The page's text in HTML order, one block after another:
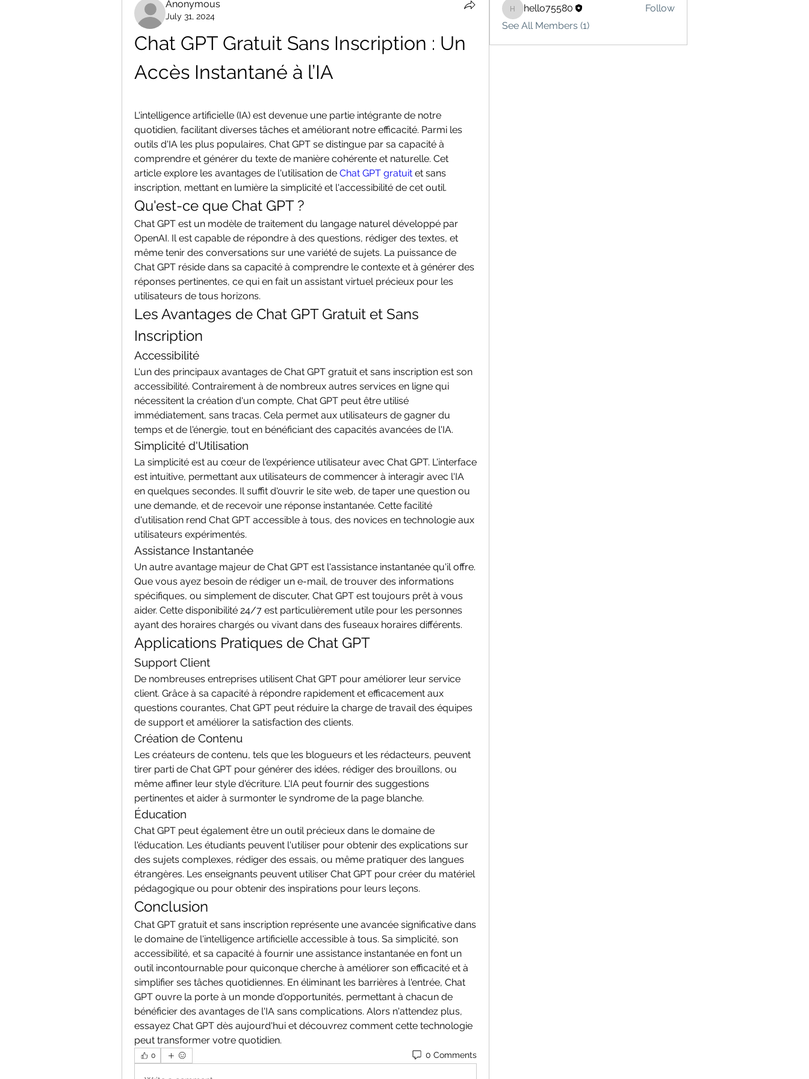
Anonymous
July 31, 2024
Chat GPT Gratuit Sans Inscription : Un
Accès Instantané à l’IA
L'intelligence artificielle (IA) est devenue une partie intégrante de notre
quotidien, facilitant diverses tâches et améliorant notre efficacité. Parmi les
outils d'IA les plus populaires, Chat GPT se distingue par sa capacité à
comprendre et générer du texte de manière cohérente et naturelle. Cet
article explore les avantages de l'utilisation de Chat GPT gratuit et sans
inscription, mettant en lumière la simplicité et l'accessibilité de cet outil.
Qu'est-ce que Chat GPT ?
Chat GPT est un modèle de traitement du langage naturel développé par
OpenAI. Il est capable de répondre à des questions, rédiger des textes, et
même tenir des conversations sur une variété de sujets. La puissance de
Chat GPT réside dans sa capacité à comprendre le contexte et à générer des
réponses pertinentes, ce qui en fait un assistant virtuel précieux pour les
utilisateurs de tous horizons.
Les Avantages de Chat GPT Gratuit et Sans
Inscription
Accessibilité
L'un des principaux avantages de Chat GPT gratuit et sans inscription est son
accessibilité. Contrairement à de nombreux autres services en ligne qui
nécessitent la création d'un compte, Chat GPT peut être utilisé
immédiatement, sans tracas. Cela permet aux utilisateurs de gagner du
temps et de l'énergie, tout en bénéficiant des capacités avancées de l'IA.
Simplicité d'Utilisation
La simplicité est au cœur de l'expérience utilisateur avec Chat GPT. L'interface
est intuitive, permettant aux utilisateurs de commencer à interagir avec l'IA
en quelques secondes. Il suffit d'ouvrir le site web, de taper une question ou
une demande, et de recevoir une réponse instantanée. Cette facilité
d'utilisation rend Chat GPT accessible à tous, des novices en technologie aux
utilisateurs expérimentés.
Assistance Instantanée
Un autre avantage majeur de Chat GPT est l'assistance instantanée qu'il offre.
Que vous ayez besoin de rédiger un e-mail, de trouver des informations
spécifiques, ou simplement de discuter, Chat GPT est toujours prêt à vous
aider. Cette disponibilité 24/7 est particulièrement utile pour les personnes
ayant des horaires chargés ou vivant dans des fuseaux horaires différents.
Applications Pratiques de Chat GPT
Support Client
De nombreuses entreprises utilisent Chat GPT pour améliorer leur service
client. Grâce à sa capacité à répondre rapidement et efficacement aux
questions courantes, Chat GPT peut réduire la charge de travail des équipes
de support et améliorer la satisfaction des clients.
Création de Contenu
Les créateurs de contenu, tels que les blogueurs et les rédacteurs, peuvent
tirer parti de Chat GPT pour générer des idées, rédiger des brouillons, ou
même affiner leur style d'écriture. L'IA peut fournir des suggestions
pertinentes et aider à surmonter le syndrome de la page blanche.
Éducation
Chat GPT peut également être un outil précieux dans le domaine de
l'éducation. Les étudiants peuvent l'utiliser pour obtenir des explications sur
des sujets complexes, rédiger des essais, ou même pratiquer des langues
étrangères. Les enseignants peuvent utiliser Chat GPT pour créer du matériel
pédagogique ou pour obtenir des inspirations pour leurs leçons.
Conclusion
Chat GPT gratuit et sans inscription représente une avancée significative dans
le domaine de l'intelligence artificielle accessible à tous. Sa simplicité, son
accessibilité, et sa capacité à fournir une assistance instantanée en font un
outil incontournable pour quiconque cherche à améliorer son efficacité et à
simplifier ses tâches quotidiennes. En éliminant les barrières à l'entrée, Chat
GPT ouvre la porte à un monde d'opportunités, permettant à chacun de
bénéficier des avantages de l'IA sans complications. Alors n'attendez plus,
essayez Chat GPT dès aujourd'hui et découvrez comment cette technologie
peut transformer votre quotidien.
0 0 Comments
hello75580
hello75580
Follow
See All Members (1)